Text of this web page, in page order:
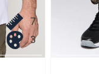
7
3